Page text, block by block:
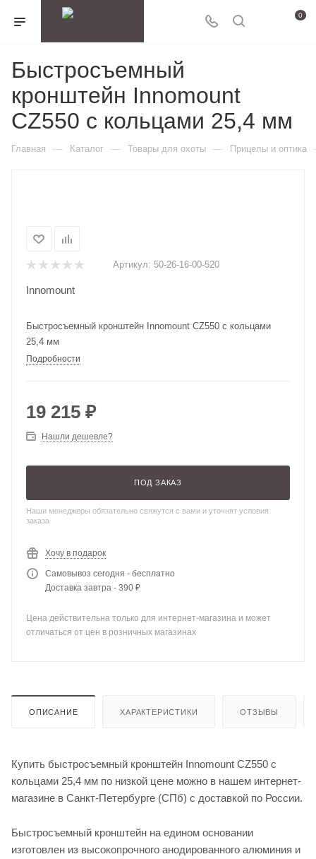
0
Быстросъемный
кронштейн Innomount
CZ550 с кольцами 25,4 мм
Главная — Каталог — Товары для охоты — Прицелы и оптика
Артикул: 50-26-16-00-520
Innomount
Быстросъемный кронштейн Innomount CZ550 с кольцами
25,4 мм
Подробности
19 215 ₽
Нашли дешевле?
ПОД ЗАКАЗ
Наши менеджеры обязательно свяжутся с вами и уточнят условия
заказа
Хочу в подарок
Самовывоз сегодня - бесплатно
Доставка завтра - 390 ₽
Цена действительна только для интернет-магазина и может
отличаться от цен в розничных магазинах
ОПИСАНИЕ ХАРАКТЕРИСТИКИ ОТЗЫВЫ
Купить быстросъемный кронштейн Innomount CZ550 с
кольцами 25,4 мм по низкой цене можно в нашем интернет-
магазине в Санкт-Петербурге (СПб) с доставкой по России.
Быстросъемный кронштейн на едином основании
изготовлен из высокопрочного анодированного алюминия и